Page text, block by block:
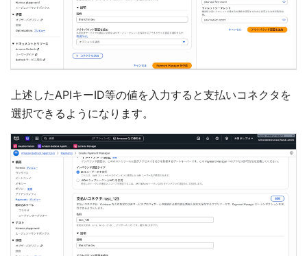
上述したAPIキーID等の値を入力すると支払いコネクタを
選択できるようになります。